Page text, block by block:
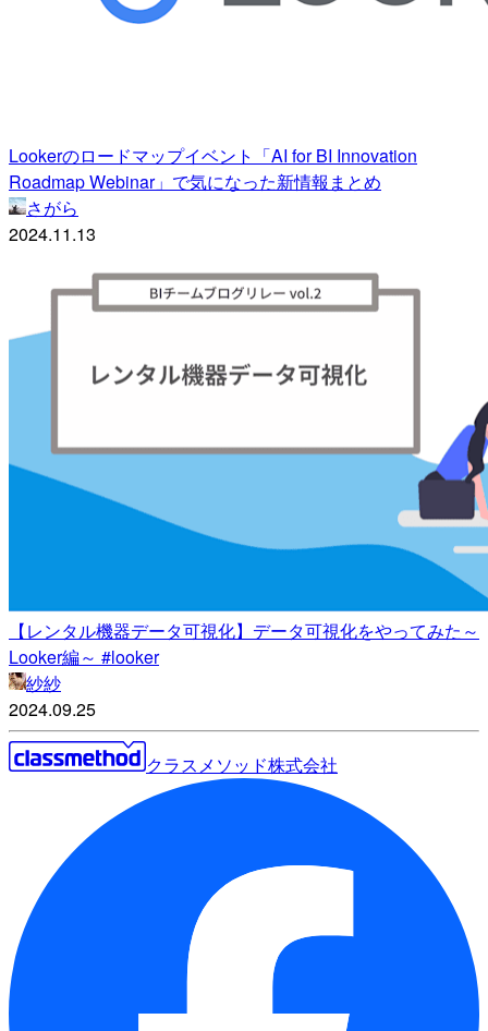
Lookerのロードマップイベント「AI for BI Innovation
Roadmap Webinar」で気になった新情報まとめ
さがら
2024.11.13
【レンタル機器データ可視化】データ可視化をやってみた～
Looker編～ #looker
紗紗
2024.09.25
クラスメソッド株式会社